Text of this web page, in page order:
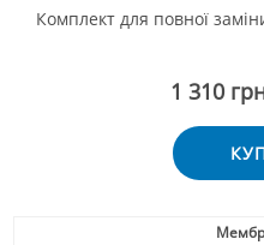
Комплект для повної
1 310